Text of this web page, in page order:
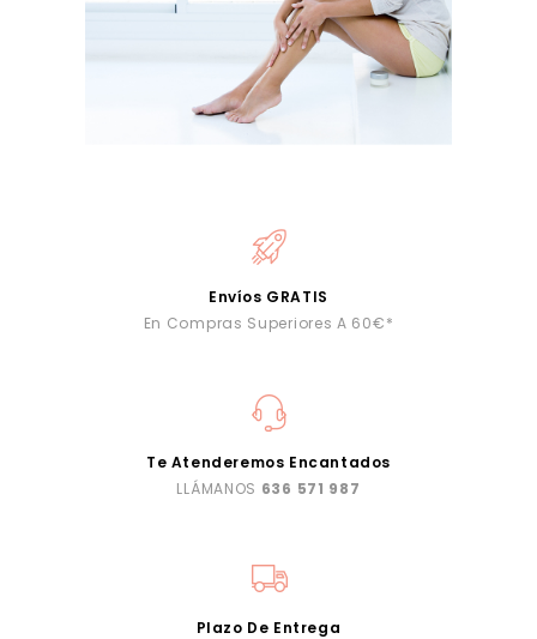
Envíos GRATIS
En Compras Superiores A 60€*
Te Atenderemos Encantados
LLÁMANOS 636 571 987
Plazo De Entrega